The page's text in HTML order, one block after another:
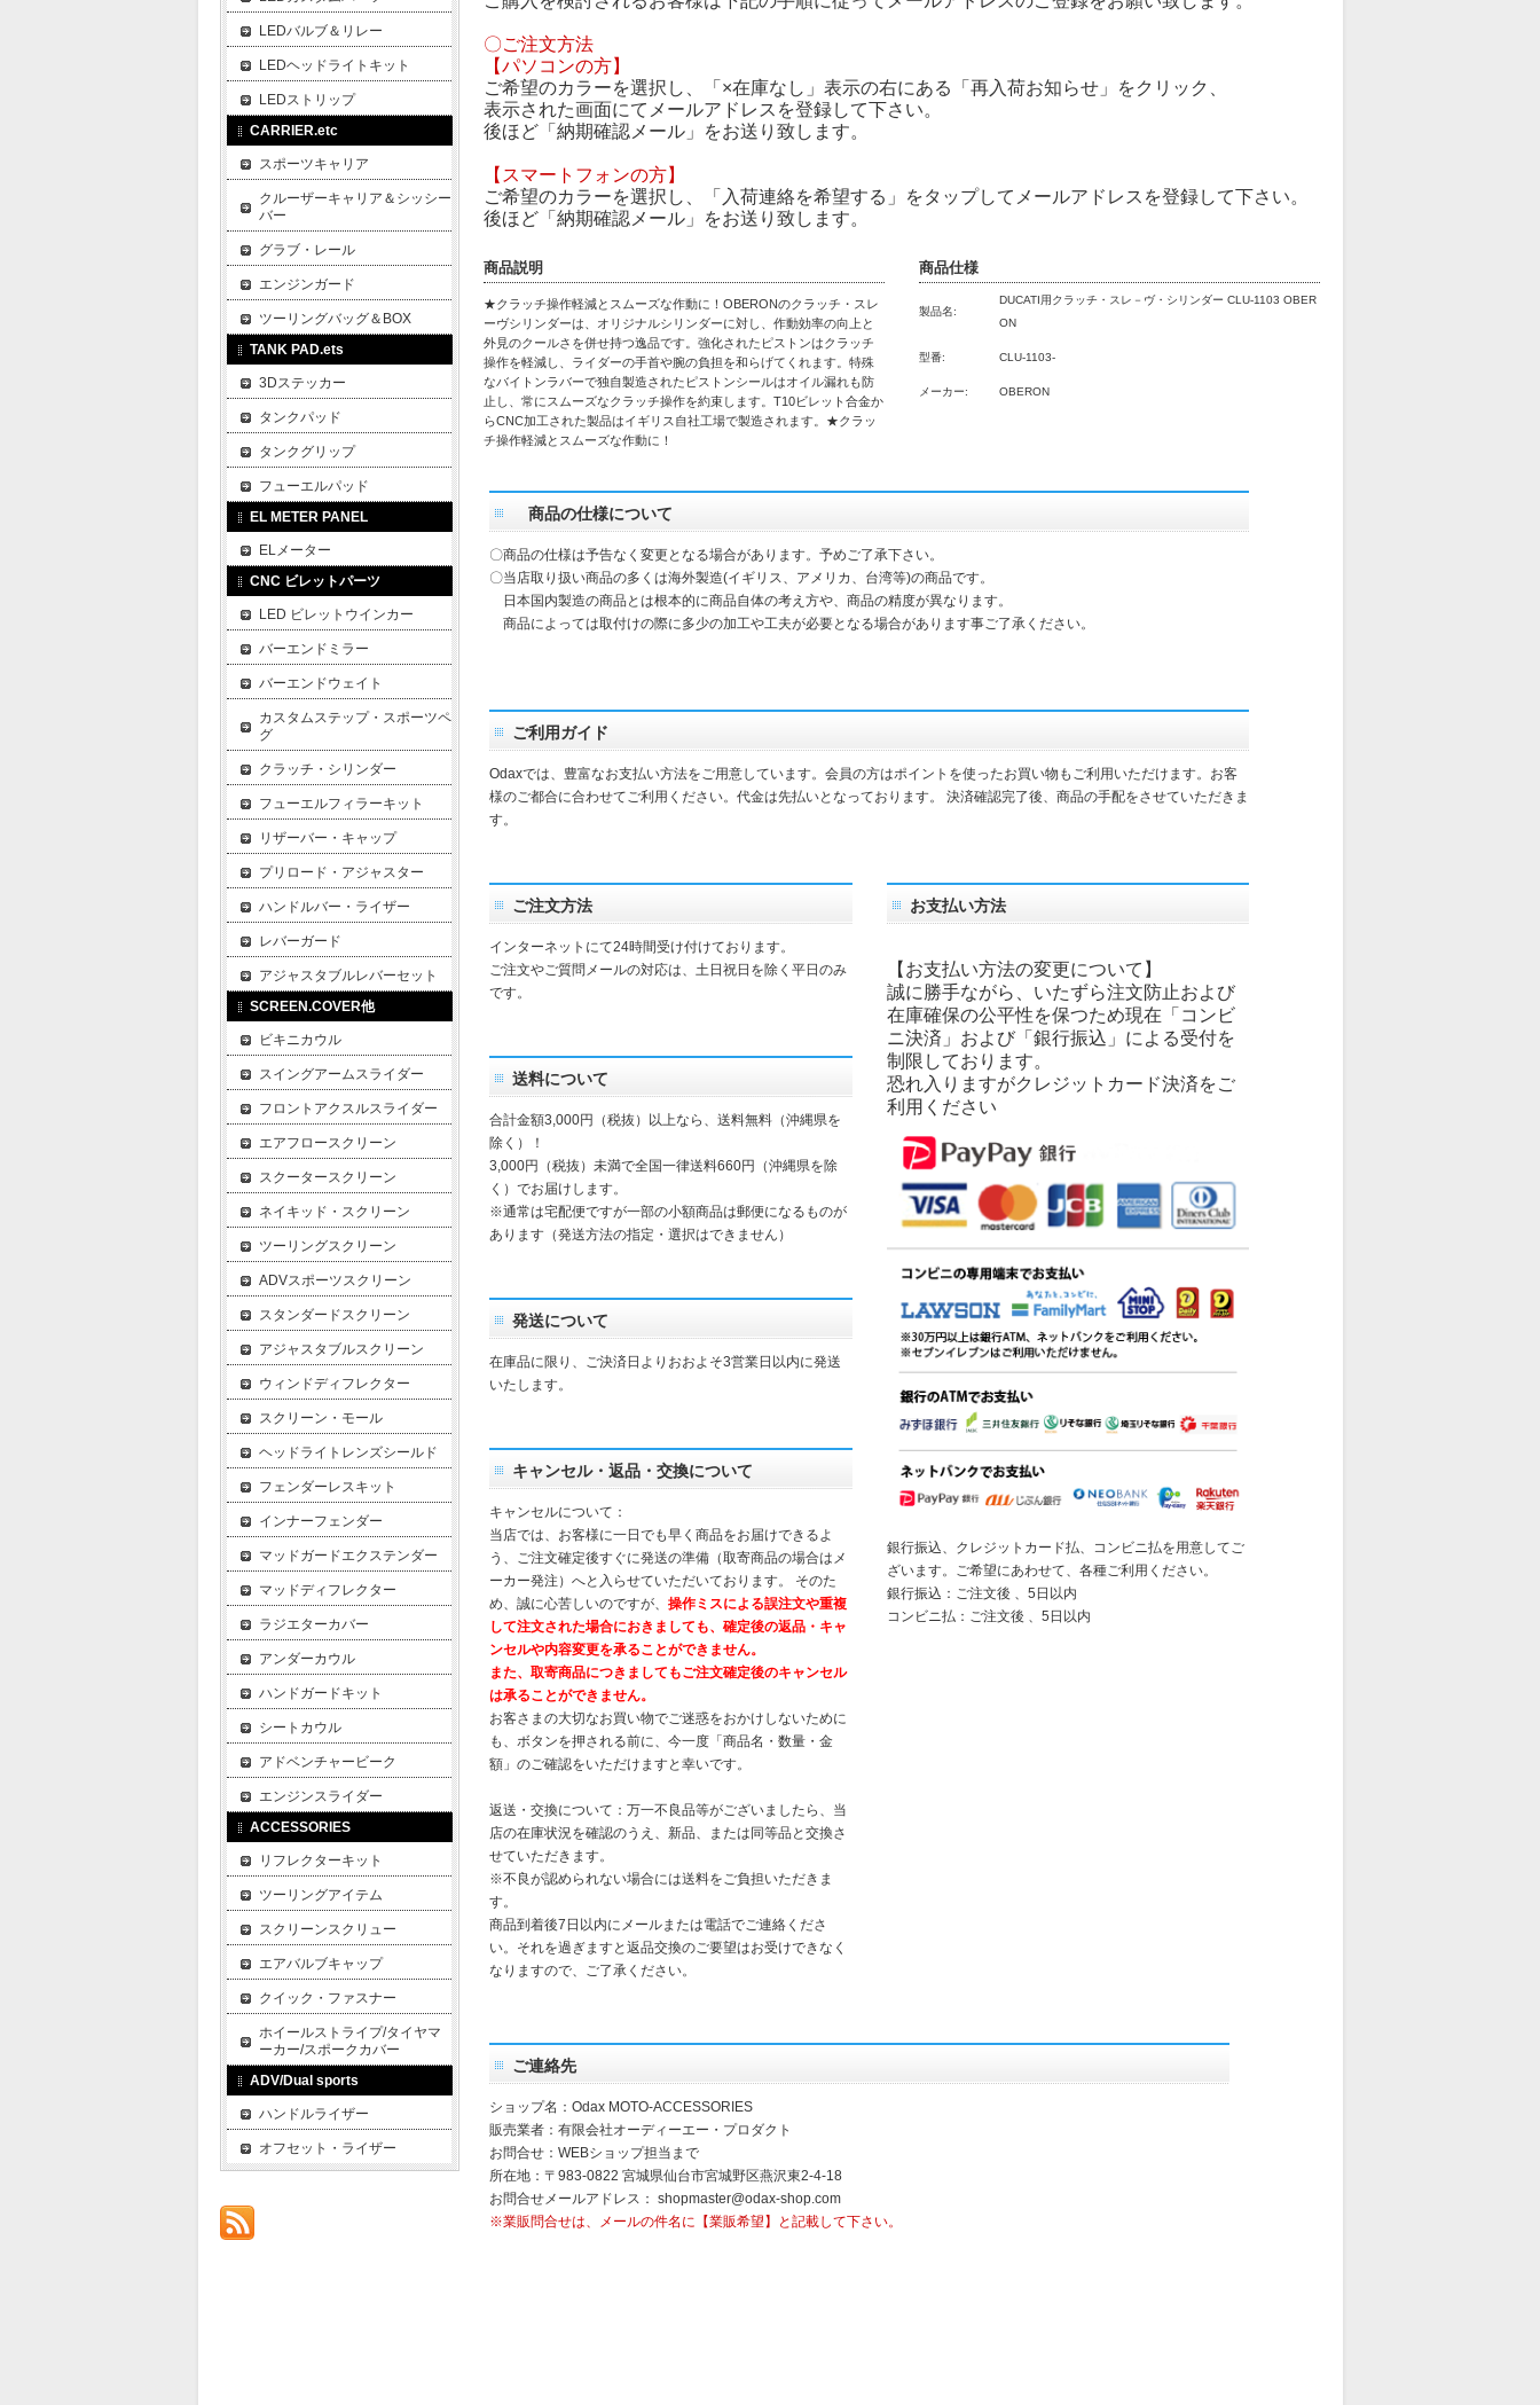
〇ご注文方法
【パソコンの方】
ご希望のカラーを選択し、「×在庫なし」表示の右にある「再入荷お知らせ」をクリック、
表示された画面にてメールアドレスを登録して下さい。
後ほど「納期確認メール」をお送り致します。
【スマートフォンの方】
ご希望のカラーを選択し、「入荷連絡を希望する」をタップしてメールアドレスを登録して下さい。
後ほど「納期確認メール」をお送り致します。
商品説明
★クラッチ操作軽減とスムーズな作動に！OBERONのクラッチ・スレ
ーヴシリンダーは、オリジナルシリンダーに対し、作動効率の向上と
外見のクールさを併せ持つ逸品です。強化されたピストンはクラッチ
操作を軽減し、ライダーの手首や腕の負担を和らげてくれます。特殊
なバイトンラバーで独自製造されたピストンシールはオイル漏れも防
止し、常にスムーズなクラッチ操作を約束します。T10ビレット合金か
らCNC加工された製品はイギリス自社工場で製造されます。★クラッ
チ操作軽減とスムーズな作動に！
商品仕様
製品名:
DUCATI用クラッチ・スレ－ヴ・シリンダー CLU-1103 OBER
ON
型番: CLU-1103-
メーカー: OBERON
商品の仕様について
〇商品の仕様は予告なく変更となる場合があります。予めご了承下さい。
〇当店取り扱い商品の多くは海外製造(イギリス、アメリカ、台湾等)の商品です。
日本国内製造の商品とは根本的に商品自体の考え方や、商品の精度が異なります。
商品によっては取付けの際に多少の加工や工夫が必要となる場合があります事ご了承ください。
ご利用ガイド
Odaxでは、豊富なお支払い方法をご用意しています。会員の方はポイントを使ったお買い物もご利用いただけます。お客
様のご都合に合わせてご利用ください。代金は先払いとなっております。 決済確認完了後、商品の手配をさせていただきま
す。
ご注文方法
インターネットにて24時間受け付けております。
ご注文やご質問メールの対応は、土日祝日を除く平日のみ
です。
送料について
合計金額3,000円（税抜）以上なら、送料無料（沖縄県を
除く）！
3,000円（税抜）未満で全国一律送料660円（沖縄県を除
く）でお届けします。
※通常は宅配便ですが一部の小額商品は郵便になるものが
あります（発送方法の指定・選択はできません）
発送について
在庫品に限り、ご決済日よりおおよそ3営業日以内に発送
いたします。
キャンセル・返品・交換について
キャンセルについて：
当店では、お客様に一日でも早く商品をお届けできるよ
う、ご注文確定後すぐに発送の準備（取寄商品の場合はメ
ーカー発注）へと入らせていただいております。 そのた
め、誠に心苦しいのですが、 操作ミスによる誤注文や重複
して注文された場合におきましても、確定後の返品・キャ
ンセルや内容変更を承ることができません。
また、取寄商品につきましてもご注文確定後のキャンセル
は承ることができません。
お客さまの大切なお買い物でご迷惑をおかけしないために
も、ボタンを押される前に、今一度「商品名・数量・金
額」のご確認をいただけますと幸いです。
返送・交換について：万一不良品等がございましたら、当
店の在庫状況を確認のうえ、新品、または同等品と交換さ
せていただきます。
※不良が認められない場合には送料をご負担いただきま
す。
商品到着後7日以内にメールまたは電話でご連絡くださ
い。それを過ぎますと返品交換のご要望はお受けできなく
なりますので、ご了承ください。
お支払い方法
【お支払い方法の変更について】
誠に勝手ながら、いたずら注文防止および
在庫確保の公平性を保つため現在「コンビ
ニ決済」および「銀行振込」による受付を
制限しております。
恐れ入りますがクレジットカード決済をご
利用ください
銀行振込、クレジットカード払、コンビニ払を用意してご
ざいます。ご希望にあわせて、各種ご利用ください。
銀行振込：ご注文後 、5日以内
コンビニ払：ご注文後 、5日以内
ご連絡先
ショップ名：Odax MOTO-ACCESSORIES
販売業者：有限会社オーディーエー・プロダクト
お問合せ：WEBショップ担当まで
所在地：〒983-0822 宮城県仙台市宮城野区燕沢東2-4-18
お問合せメールアドレス： shopmaster@odax-shop.com
※業販問合せは、メールの件名に【業販希望】と記載して下さい。
LEDバルブ＆リレー
LEDヘッドライトキット
LEDストリップ
CARRIER.etc
スポーツキャリア
クルーザーキャリア＆シッシー
バー
グラブ・レール
エンジンガード
ツーリングバッグ＆BOX
TANK PAD.ets
3Dステッカー
タンクパッド
タンクグリップ
フューエルパッド
EL METER PANEL
ELメーター
CNC ビレットパーツ
LED ビレットウインカー
バーエンドミラー
バーエンドウェイト
カスタムステップ・スポーツペ
グ
クラッチ・シリンダー
フューエルフィラーキット
リザーバー・キャップ
プリロード・アジャスター
ハンドルバー・ライザー
レバーガード
アジャスタブルレバーセット
SCREEN.COVER他
ビキニカウル
スイングアームスライダー
フロントアクスルスライダー
エアフロースクリーン
スクータースクリーン
ネイキッド・スクリーン
ツーリングスクリーン
ADVスポーツスクリーン
スタンダードスクリーン
アジャスタブルスクリーン
ウィンドディフレクター
スクリーン・モール
ヘッドライトレンズシールド
フェンダーレスキット
インナーフェンダー
マッドガードエクステンダー
マッドディフレクター
ラジエターカバー
アンダーカウル
ハンドガードキット
シートカウル
アドベンチャービーク
エンジンスライダー
ACCESSORIES
リフレクターキット
ツーリングアイテム
スクリーンスクリュー
エアバルブキャップ
クイック・ファスナー
ホイールストライプ/タイヤマ
ーカー/スポークカバー
ADV/Dual sports
ハンドルライザー
オフセット・ライザー